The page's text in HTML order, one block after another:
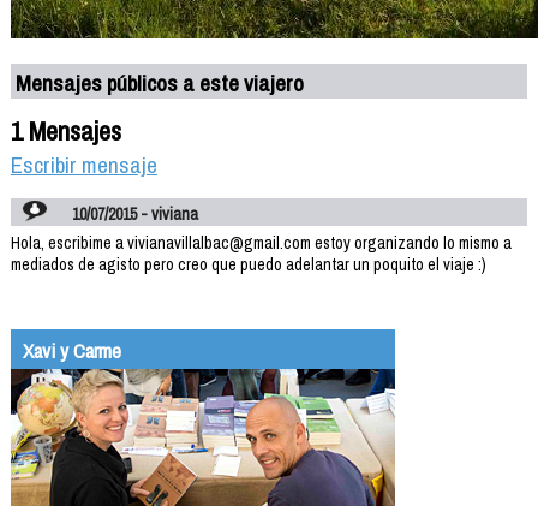
Mensajes públicos a este viajero
1 Mensajes
Escribir mensaje
10/07/2015 - viviana
Hola, escribime a vivianavillalbac@gmail.com estoy organizando lo mismo a
mediados de agisto pero creo que puedo adelantar un poquito el viaje :)
Xavi y Carme